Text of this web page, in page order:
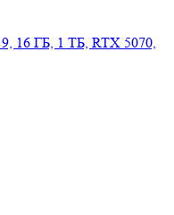
16 ГБ, 1 ТБ, RTX 5070,